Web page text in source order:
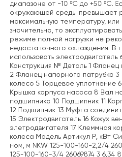
диапазоне от -10 ºС до +50 ºС.
окружающей среды превышает
максимальную температуру,
значительна, то
режиме полной нагрузки не
недостаточного охлаждения. В
использовать
Конструкция № Деталь 1
2 Фланец напорного патрубка
колесо 5 Торцевое уплотнение
Крышка корпуса насоса 8 Вал
подшипника 10 Подшипник 11
12 Подшипник 13 Муфта
15 Электродвигатель 16 Кожух
элетродвигателя 17 Клеммная
колеса Модель Артикул Р, кВт
ном, м NKW 125-100-160-2,2/4
125-100-160-3/4 26069874 3 6,34